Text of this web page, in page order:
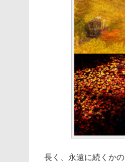
長く、永遠に続くか